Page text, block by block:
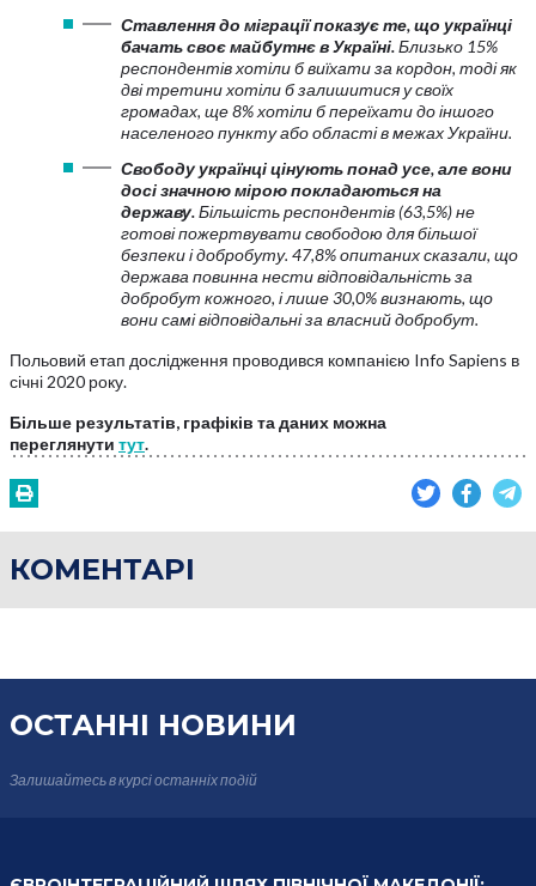
Ставлення до міграції показує те, що українці
бачать своє майбутнє в Україні.Близько 15%
респондентів хотіли б виїхати за кордон, тоді як
дві третини хотіли б залишитися у своїх
громадах, ще 8% хотіли б переїхати до іншого
населеного пункту або області в межах України.
Свободу українці цінують понад усе, але вони
досі значною мірою покладаються на
державу.Більшість респондентів (63,5%) не
готові пожертвувати свободою для більшої
безпеки і добробуту. 47,8% опитаних сказали, що
держава повинна нести відповідальність за
добробут кожного, і лише 30,0% визнають, що
вони самі відповідальні за власний добробут.
Польовий етап дослідження проводився компанією Info Sapiens в
січні 2020 року.
Більше результатів, графіків та даних можна
переглянути тут.
КОМЕНТАРІ
ОСТАННІ НОВИНИ
Залишайтесь в курсіостанніх подій